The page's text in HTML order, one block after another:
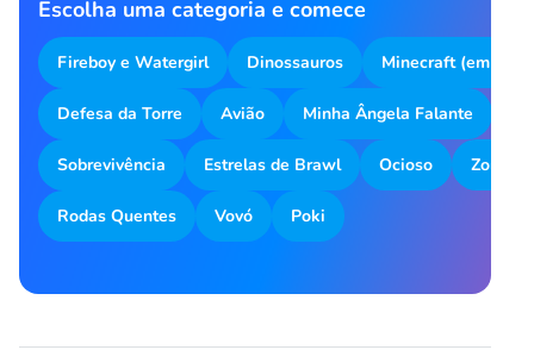
Escolha uma categoria e comece
Fireboy e Watergirl Dinossauros Minecraft (em
Defesa da Torre Avião Minha Ângela Falante
Sobrevivência Estrelas de Brawl Ocioso
Rodas Quentes Vovó Poki